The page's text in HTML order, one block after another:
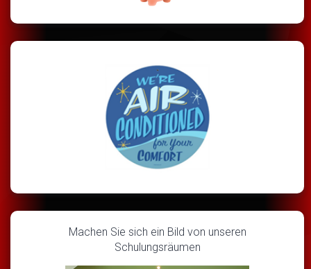
Machen Sie sich ein Bild von unseren
Schulungsräumen